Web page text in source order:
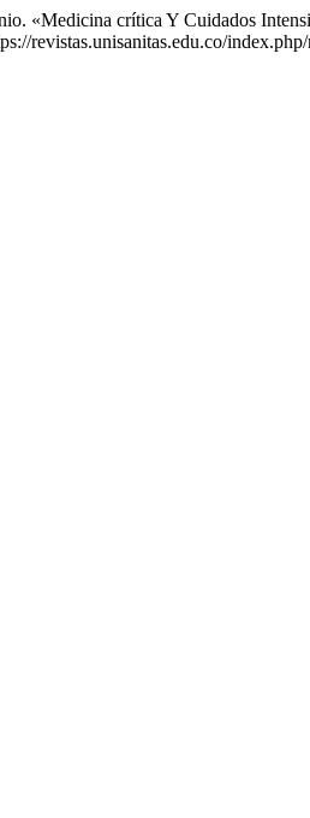
«Medicina crítica Y Cuidados
revistas.unisanitas.edu.co/